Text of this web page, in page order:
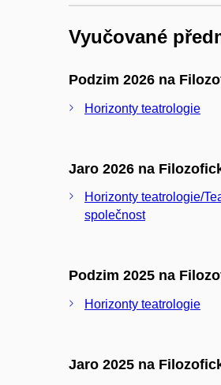
Vyučované
Podzim 2026 na
Horizonty teatrologie
Jaro 2026 na
Horizonty teatrologie/
společnost
Podzim 2025 na
Horizonty teatrologie
Jaro 2025 na